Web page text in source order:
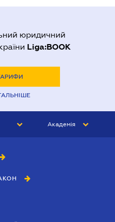
юридичний
Liga:BOOK
Академія